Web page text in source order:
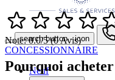
search button - icon
CONCESSIONNAIRE
Neuf
Note: 0.0/5 (0 Avis)
Pourquoi acheter